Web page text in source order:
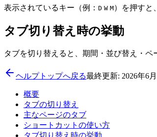
表示されているキー（例： D W M）を押すと
タブ切り替え時の挙動
タブを切り替えると、期間・並び替え・
ヘルプトップへ戻る最終更新: 2026年6月
概要
タブの切り替え
主なページのタブ
ショートカットの使い方
タブ切り替え時の挙動